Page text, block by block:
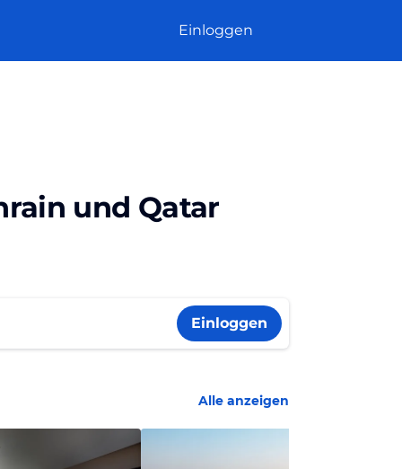
Einloggen
und Qatar
Einloggen